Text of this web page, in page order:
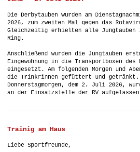
Die Derbytauben wurden am
2026, zum zweiten Mal gegen das
Gleichzeitig erhielten alle Jungtauben
Ring.
Anschließend wurden die Jungtauben
Eingewöhnung in die Transportboxen des
eingesetzt. Am folgenden Morgen und
die Trinkrinnen gefüttert und getränkt.
Donnerstagmorgen, dem 2. Juli 2026,
an der Einsatzstelle der RV
Trainig am Haus
Liebe Sportfreunde,